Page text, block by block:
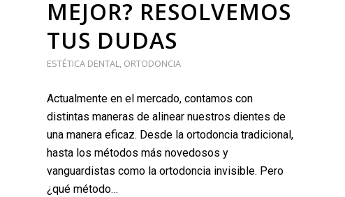
MEJOR? RESOLVEMOS
TUS DUDAS
ESTÉTICA DENTAL, ORTODONCIA
Actualmente en el mercado, contamos con
distintas maneras de alinear nuestros dientes de
una manera eficaz. Desde la ortodoncia tradicional,
hasta los métodos más novedosos y
vanguardistas como la ortodoncia invisible. Pero
¿qué método…